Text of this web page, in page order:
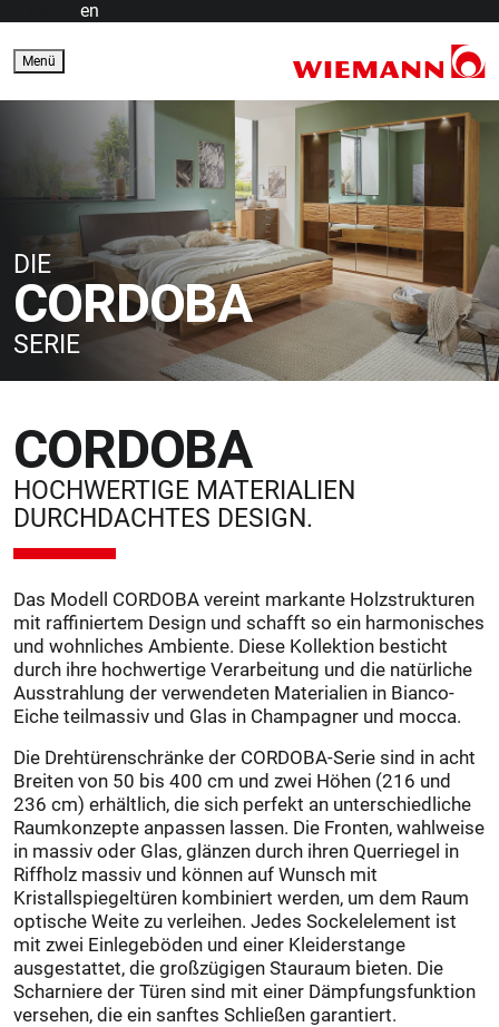
en
Menü
DIE
CORDOBA
SERIE
CORDOBA
HOCHWERTIGE MATERIALIEN
DURCHDACHTES DESIGN.
Das Modell CORDOBA vereint markante Holzstrukturen
mit raffiniertem Design und schafft so ein harmonisches
und wohnliches Ambiente. Diese Kollektion besticht
durch ihre hochwertige Verarbeitung und die natürliche
Ausstrahlung der verwendeten Materialien in Bianco-
Eiche teilmassiv und Glas in Champagner und mocca.
Die Drehtürenschränke der CORDOBA-Serie sind in acht
Breiten von 50 bis 400 cm und zwei Höhen (216 und
236 cm) erhältlich, die sich perfekt an unterschiedliche
Raumkonzepte anpassen lassen. Die Fronten, wahlweise
in massiv oder Glas, glänzen durch ihren Querriegel in
Riffholz massiv und können auf Wunsch mit
Kristallspiegeltüren kombiniert werden, um dem Raum
optische Weite zu verleihen. Jedes Sockelelement ist
mit zwei Einlegeböden und einer Kleiderstange
ausgestattet, die großzügigen Stauraum bieten. Die
Scharniere der Türen sind mit einer Dämpfungsfunktion
versehen, die ein sanftes Schließen garantiert.